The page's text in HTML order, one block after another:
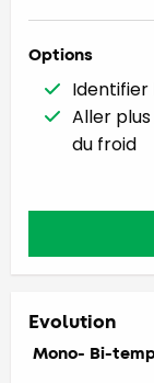
Options
Identifier
Aller
du froid
Evolution
Mono- Bi-